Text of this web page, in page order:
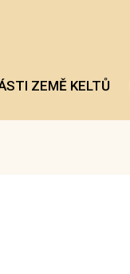
ZEMĚ KELTŮ